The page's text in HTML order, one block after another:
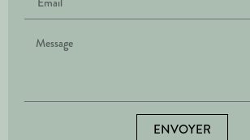
ENVOYER